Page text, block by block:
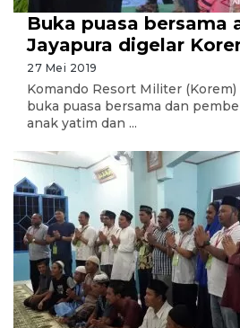
Buka puasa bersama
Jayapura digelar
27 Mei 2019
Komando Resort Militer
buka puasa bersama dan
anak yatim dan ...